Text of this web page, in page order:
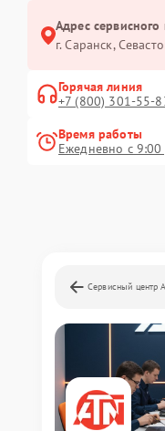
Адрес
г. Саранск,
Горячая линия
+7 (800) 301-55-
Время работы
Ежедневно с
Сервисный центр